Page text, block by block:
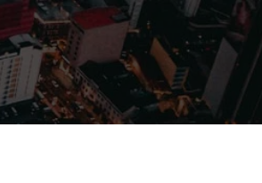
Filmes Séries Música